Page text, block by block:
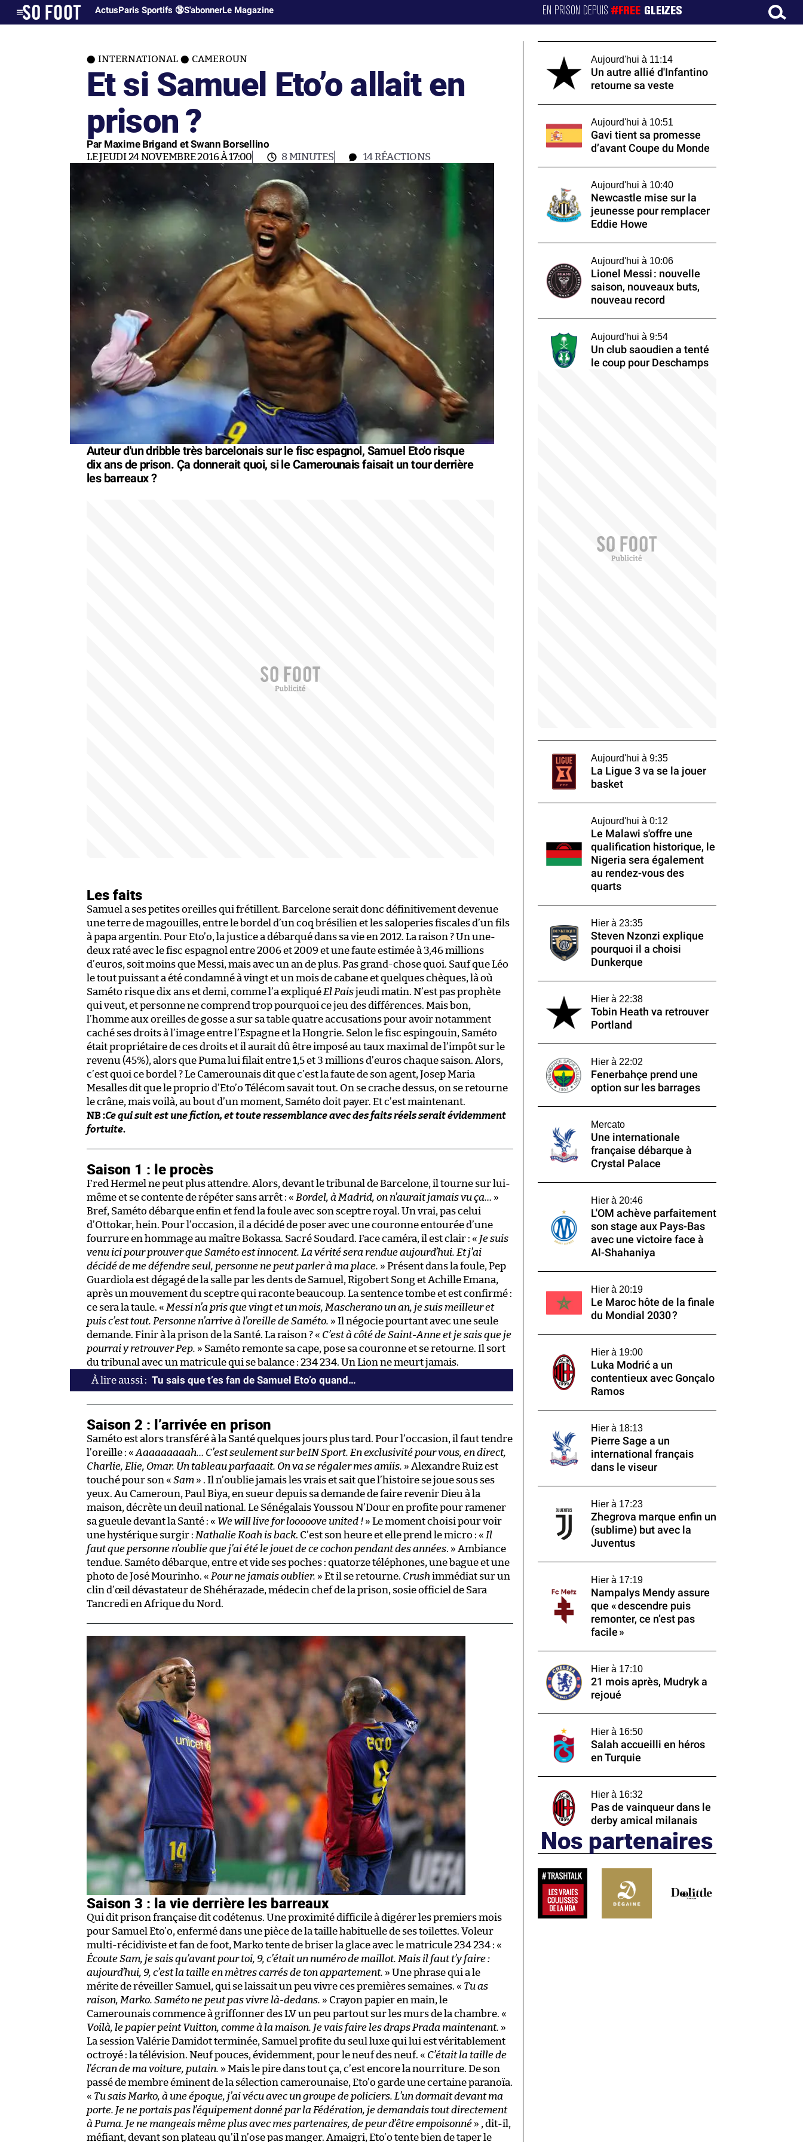
ActusParis Sportifs 🔞S'abonnerLe Magazine EN PRISON DEPUIS#FREE GLEIZES
INTERNATIONAL CAMEROUN
Et si Samuel Eto’o allait en
prison ?
Par Maxime Brigand et Swann Borsellino
LE JEUDI 24 NOVEMBRE 2016 À 17:00 8 MINUTES 14RÉACTIONS
Auteur d'un dribble très barcelonais sur le fisc espagnol, Samuel Eto'o risque
dix ans de prison. Ça donnerait quoi, si le Camerounais faisait un tour derrière
les barreaux ?
Les faits
Samuel a ses petites oreilles qui frétillent. Barcelone serait donc définitivement devenue
une terre de magouilles, entre le bordel d’un coq brésilien et les saloperies fiscales d’un fils
à papa argentin. Pour Eto’o, la justice a débarqué dans sa vie en 2012. La raison ? Un une-
deux raté avec le fisc espagnol entre 2006 et 2009 et une faute estimée à 3,46 millions
d’euros, soit moins que Messi, mais avec un an de plus. Pas grand-chose quoi. Sauf que Léo
le tout puissant a été condamné à vingt et un mois de cabane et quelques chèques, là où
Saméto risque dix ans et demi, comme l’a expliquéEl Paisjeudi matin. N’est pas prophète
qui veut, et personne ne comprend trop pourquoi ce jeu des différences. Mais bon,
l’homme aux oreilles de gosse a sur sa table quatre accusations pour avoir notamment
caché ses droits à l’image entre l’Espagne et la Hongrie. Selon le fisc espingouin, Saméto
était propriétaire de ces droits et il aurait dû être imposé au taux maximal de l’impôt sur le
revenu (45%), alors que Puma lui filait entre 1,5 et 3 millions d’euros chaque saison. Alors,
c’est quoi ce bordel ? Le Camerounais dit que c’est la faute de son agent, Josep Maria
Mesalles dit que le proprio d’Eto’o Télécom savait tout. On se crache dessus, on se retourne
le crâne, mais voilà, au bout d’un moment, Saméto doit payer. Et c’est maintenant.
NB :Ce qui suit est une fiction, et toute ressemblance avec des faits réels serait évidemment
fortuite.
Saison 1 : le procès
Fred Hermel ne peut plus attendre. Alors, devant le tribunal de Barcelone, il tourne sur lui-
même et se contente de répéter sans arrêt : « Bordel, à Madrid, on n’aurait jamais vu ça… »
Bref, Saméto débarque enfin et fend la foule avec son sceptre royal. Un vrai, pas celui
d’Ottokar, hein. Pour l’occasion, il a décidé de poser avec une couronne entourée d’une
fourrure en hommage au maître Bokassa. Sacré Soudard. Face caméra, il est clair : « Je suis
venu ici pour prouver que Saméto est innocent. La vérité sera rendue aujourd’hui. Et j’ai
décidé de me défendre seul, personne ne peut parler à ma place. » Présent dans la foule, Pep
Guardiola est dégagé de la salle par les dents de Samuel, Rigobert Song et Achille Emana,
après un mouvement du sceptre qui raconte beaucoup. La sentence tombe et est confirmé :
ce sera la taule. « Messi n’a pris que vingt et un mois, Mascherano un an, je suis meilleur et
puis c’est tout. Personne n’arrive à l’oreille de Saméto. » Il négocie pourtant avec une seule
demande. Finir à la prison de la Santé. La raison ? « C’est à côté de Saint-Anne et je sais que je
pourrai y retrouver Pep. » Saméto remonte sa cape, pose sa couronne et se retourne. Il sort
du tribunal avec un matricule qui se balance : 234 234. Un Lion ne meurt jamais.
Tu sais que t’es fan de Samuel Eto’o quand…
Saison 2 : l’arrivée en prison
Saméto est alors transféré à la Santé quelques jours plus tard. Pour l’occasion, il faut tendre
l’oreille : «Aaaaaaaaah… C’est seulement sur beIN Sport. En exclusivité pour vous, en direct,
Charlie, Elie, Omar. Un tableau parfaaait. On va se régaler mes amiis. » Alexandre Ruiz est
touché pour son « Sam » . Il n’oublie jamais les vrais et sait que l’histoire se joue sous ses
yeux. Au Cameroun, Paul Biya, en sueur depuis sa demande de faire revenir Dieu à la
maison, décrète un deuil national. Le Sénégalais Youssou N’Dour en profite pour ramener
sa gueule devant la Santé : « We will live for looooove united ! » Le moment choisi pour voir
une hystérique surgir : Nathalie Koah is back. C’est son heure et elle prend le micro : « Il
faut que personne n’oublie que j’ai été le jouet de ce cochon pendant des années. » Ambiance
tendue. Saméto débarque, entre et vide ses poches : quatorze téléphones, une bague et une
photo de José Mourinho. « Pour ne jamais oublier. » Et il se retourne. Crushimmédiat sur un
clin d’œil dévastateur de Shéhérazade, médecin chef de la prison, sosie officiel de Sara
Tancredi en Afrique du Nord.
Saison 3 : la vie derrière les barreaux
Qui dit prison française dit codétenus. Une proximité difficile à digérer les premiers mois
pour Samuel Eto’o, enfermé dans une pièce de la taille habituelle de ses toilettes. Voleur
multi-récidiviste et fan de foot, Marko tente de briser la glace avec le matricule 234 234 : «
Écoute Sam, je sais qu’avant pour toi, 9, c’était un numéro de maillot. Mais il faut t’y faire :
aujourd’hui, 9, c’est la taille en mètres carrés de ton appartement. » Une phrase qui a le
mérite de réveiller Samuel, qui se laissait un peu vivre ces premières semaines. « Tu as
raison, Marko. Saméto ne peut pas vivre là-dedans. » Crayon papier en main, le
Camerounais commence à griffonner des LV un peu partout sur les murs de la chambre. «
Voilà, le papier peint Vuitton, comme à la maison. Je vais faire les draps Prada maintenant. »
La session Valérie Damidot terminée, Samuel profite du seul luxe qui lui est véritablement
octroyé : la télévision. Neuf pouces, évidemment, pour le neuf des neuf. « C’était la taille de
l’écran de ma voiture, putain. » Mais le pire dans tout ça, c’est encore la nourriture. De son
passé de membre éminent de la sélection camerounaise, Eto’o garde une certaine paranoïa.
« Tu sais Marko, à une époque, j’ai vécu avec un groupe de policiers. L’un dormait devant ma
porte. Je ne portais pas l’équipement donné par la Fédération, je demandais tout directement
à Puma. Je ne mangeais même plus avec mes partenaires, de peur d’être empoisonné » , dit-il,
méfiant, devant son plateau qu’il n’ose pas manger. Amaigri, Eto’o tente bien de taper le
Aujourd'hui à 11:14
Un autre allié d'Infantino
retourne sa veste
Aujourd'hui à 10:51
Gavi tient sa promesse
d’avant Coupe du Monde
Aujourd'hui à 10:40
Newcastle mise sur la
jeunesse pour remplacer
Eddie Howe
Aujourd'hui à 10:06
Lionel Messi : nouvelle
saison, nouveaux buts,
nouveau record
Aujourd'hui à 9:54
Un club saoudien a tenté
le coup pour Deschamps
Aujourd'hui à 9:35
La Ligue 3 va se la jouer
basket
Aujourd'hui à 0:12
Le Malawi s'offre une
qualification historique, le
Nigeria sera également
au rendez-vous des
quarts
Hier à 23:35
Steven Nzonzi explique
pourquoi il a choisi
Dunkerque
Hier à 22:38
Tobin Heath va retrouver
Portland
Hier à 22:02
Fenerbahçe prend une
option sur les barrages
Mercato
Une internationale
française débarque à
Crystal Palace
Hier à 20:46
L'OM achève parfaitement
son stage aux Pays-Bas
avec une victoire face à
Al-Shahaniya
Hier à 20:19
Le Maroc hôte de la finale
du Mondial 2030 ?
Hier à 19:00
Luka Modrić a un
contentieux avec Gonçalo
Ramos
Hier à 18:13
Pierre Sage a un
international français
dans le viseur
Hier à 17:23
Zhegrova marque enfin un
(sublime) but avec la
Juventus
Hier à 17:19
Nampalys Mendy assure
que « descendre puis
remonter, ce n’est pas
facile »
Hier à 17:10
21 mois après, Mudryk a
rejoué
Hier à 16:50
Salah accueilli en héros
en Turquie
Hier à 16:32
Pas de vainqueur dans le
derby amical milanais
Nos partenaires